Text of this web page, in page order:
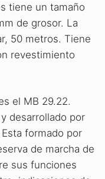
tiene un tamaño
de grosor. La
50 metros. Tiene
revestimiento
el MB 29.22.
desarrollado por
formado por
de marcha de
sus funciones